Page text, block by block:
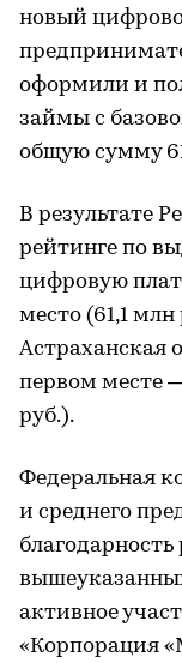
новый
оформили и
займы с
общую сумму
В результате
рейтинге по
цифровую
место (61,1
Астраханская
первом месте
руб.).
Федеральная
и среднего
активное
«Корпорация